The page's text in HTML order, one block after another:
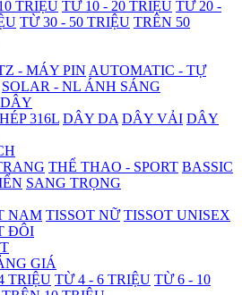
TRIỆU TỪ 10 - 20 TRIỆU TỪ 20 -
TỪ 30 - 50 TRIỆU TRÊN 50
- MÁY PIN AUTOMATIC - TỰ
SOLAR - NL ÁNH SÁNG
316L DÂY DA DÂY VẢI DÂY
THỂ THAO - SPORT BASSIC
SANG TRỌNG
NAM TISSOT NỮ TISSOT UNISEX
ĐÔI
GIÁ
TRIỆU TỪ 4 - 6 TRIỆU TỪ 6 - 10